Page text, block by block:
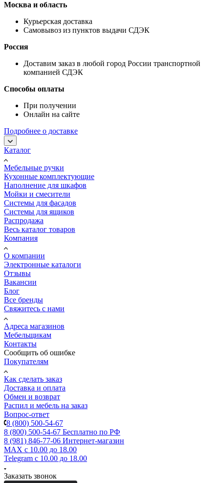
Москва и область
Курьерская доставка
Самовывоз из пунктов выдачи СДЭК
Россия
Доставим заказ в любой город России транспортной
компанией СДЭК
Способы оплаты
При получении
Онлайн на сайте
Подробнее о доставке
Каталог
Мебельные ручки
Кухонные комплектующие
Наполнение для шкафов
Мойки и смесители
Системы для фасадов
Системы для ящиков
Распродажа
Весь каталог товаров
Компания
О компании
Электронные каталоги
Отзывы
Вакансии
Блог
Все бренды
Свяжитесь с нами
Адреса магазинов
Мебельщикам
Контакты
Сообщить об ошибке
Покупателям
Как сделать заказ
Доставка и оплата
Обмен и возврат
Распил и мебель на заказ
Вопрос-ответ
8 (800) 500-54-67
8 (800) 500-54-67 Бесплатно по РФ
8 (981) 846-77-06 Интернет-магазин
MAX с 10.00 до 18.00
Telegram с 10.00 до 18.00
Заказать звонок